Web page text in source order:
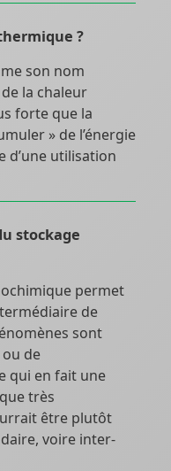
?
son nom
la chaleur
forte que la
» de l’énergie
d’une utilisation
stockage
permet
de
sont
de
qui en fait une
très
être plutôt
voire inter-